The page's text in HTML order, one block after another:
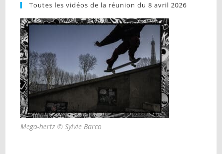
Toutes les vidéos de la réunion du 8 avril 2026
Mega-hertz © Sylvie Barco